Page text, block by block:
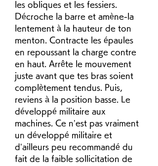
les obliques et les fessiers.
Décroche la barre et amène-la
lentement à la hauteur de ton
menton. Contracte les épaules
en repoussant la charge contre
en haut. Arrête le mouvement
juste avant que tes bras soient
complètement tendus. Puis,
reviens à la position basse. Le
développé militaire aux
machines. Ce n’est pas vraiment
un développé militaire et
d’ailleurs peu recommandé du
fait de la faible sollicitation de